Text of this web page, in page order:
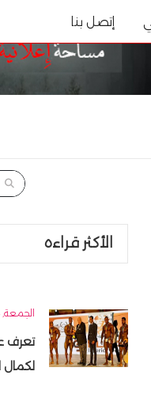
الأكثر قراءه
الجمعة, 05 أبريل 2024 - 01:12 م
تعرف
لكمال